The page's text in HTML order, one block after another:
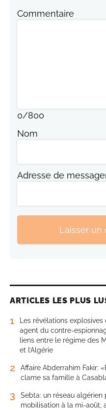
Commentaire
0/800
Nom
Adresse de
Laisser un
ARTICLES LES PLUS
1
Les révélations
agent du contre-
liens entre le régime des
et l’Algérie
2
Affaire Abderrahim Fakir:
clame sa famille à
3
Sebta: un réseau algérien
mobilisation à la mi-août,